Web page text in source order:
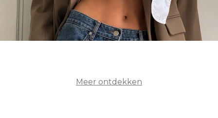
Meer ontdekken